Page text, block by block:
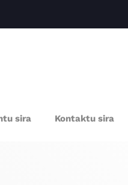
sira Kontaktu sira